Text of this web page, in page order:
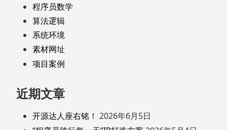
程序员数学
算法逻辑
系统环境
素材网址
项目案例
近期文章
开源达人座右铭！ 2026年6月5日